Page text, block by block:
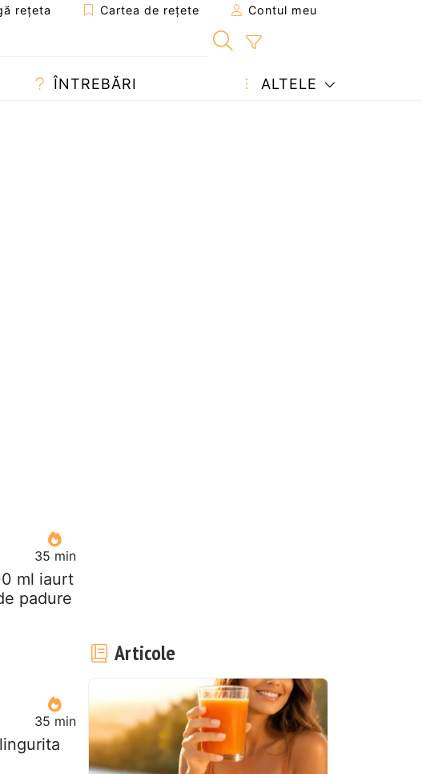
reţeta Cartea de rețete Contul meu
ÎNTREBĂRI ALTELE
35 min
ml iaurt
padure
35 min
Articole